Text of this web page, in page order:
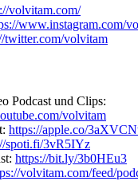
volvitam.com/
www.instagram.com/
twitter.com/volvitam
Podcast und Clips:
volvitam
https://apple.co/
spoti.fi/3vR5IYz
https://bit.ly/3b0HEu3
volvitam.com/feed/